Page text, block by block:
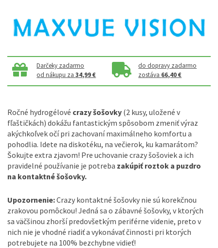
Darčeky zadarmo
od nákupu za34,99 €
do dopravy zadarmo
zostáva 66,40 €
Ročné hydrogélové crazy šošovky (2 kusy, uložené v
fľaštičkách) dokážu fantastickým spôsobom zmeniť výraz
akýchkoľvek očí pri zachovaní maximálneho komfortu a
pohodlia. Idete na diskotéku, na večierok, ku kamarátom?
Šokujte extra zjavom! Pre uchovanie crazy šošoviek a ich
pravidelné používanie je potreba zakúpiť roztok a puzdro
na kontaktné šošovky.
Upozornenie:Crazy kontaktné šošovky nie sú korekčnou
zrakovou pomôckou! Jedná sa o zábavné šošovky, v ktorých
sa väčšinou zhorší predovšetkým periférne videnie, preto v
nich nie je vhodné riadiť a vykonávať činnosti pri ktorých
potrebujete na 100% bezchybne vidieť!